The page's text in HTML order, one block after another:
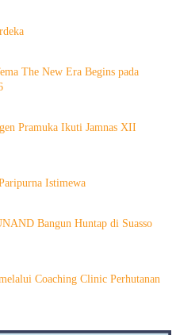
The New Era Begins pada
Pramuka Ikuti Jamnas XII
Istimewa
Bangun Huntap di Suasso
Coaching Clinic Perhutanan